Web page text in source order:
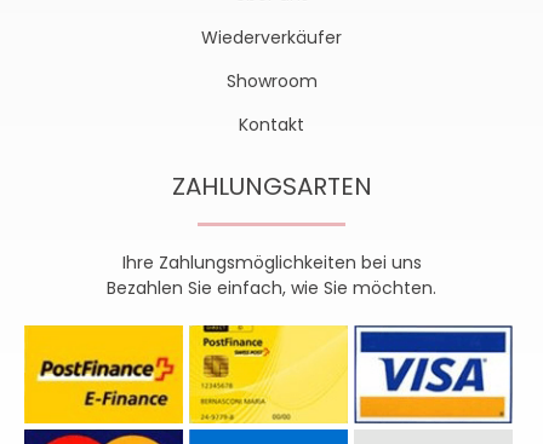
Wiederverkäufer
Showroom
Kontakt
ZAHLUNGSARTEN
Ihre Zahlungsmöglichkeiten bei uns
Bezahlen Sie einfach, wie Sie möchten.